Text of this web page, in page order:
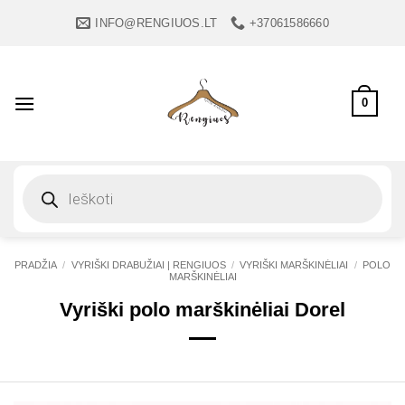
INFO@RENGIUOS.LT +37061586660
0
search
PRADŽIA / VYRIŠKI DRABUŽIAI | RENGIUOS / VYRIŠKI MARŠKINĖLIAI /
POLO
MARŠKINĖLIAI
Vyriški polo marškinėliai Dorel